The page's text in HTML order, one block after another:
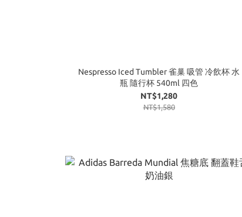
Nespresso Iced Tumbler 雀巢 吸管 冷飲杯 水
瓶 隨行杯 540ml 四色
NT$1,280
NT$1,580